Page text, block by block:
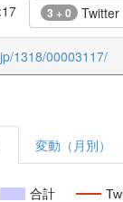
3 + 0 Twitter
1318/00003117/
変動（月別）
合計